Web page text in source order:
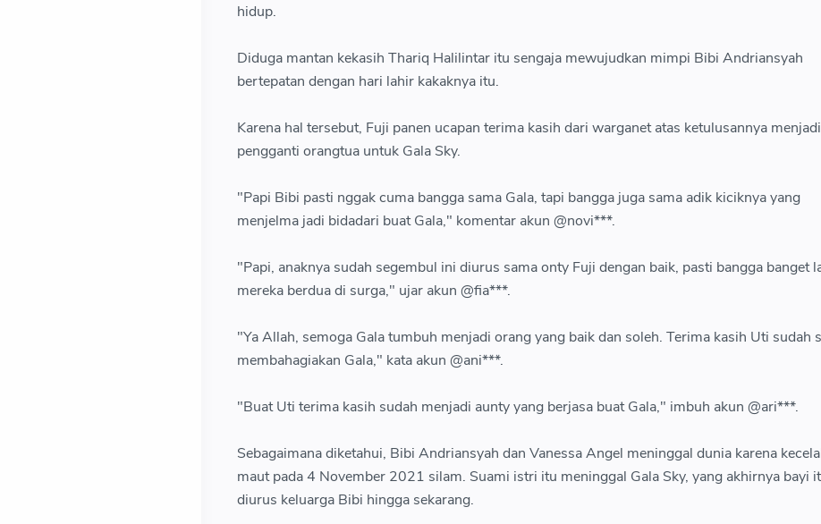
hidup.
Diduga mantan kekasih Thariq Halilintar itu sengaja mewujudkan mimpi Bibi Andriansyah
bertepatan dengan hari lahir kakaknya itu.
Karena hal tersebut, Fuji panen ucapan terima kasih dari warganet atas ketulusannya menjadi
pengganti orangtua untuk Gala Sky.
"Papi Bibi pasti nggak cuma bangga sama Gala, tapi bangga juga sama adik kiciknya yang
menjelma jadi bidadari buat Gala," komentar akun @novi***.
"Papi, anaknya sudah segembul ini diurus sama onty Fuji dengan baik, pasti bangga banget
mereka berdua di surga," ujar akun @fia***.
"Ya Allah, semoga Gala tumbuh menjadi orang yang baik dan soleh. Terima kasih Uti sudah
membahagiakan Gala," kata akun @ani***.
"Buat Uti terima kasih sudah menjadi aunty yang berjasa buat Gala," imbuh akun @ari***.
Sebagaimana diketahui, Bibi Andriansyah dan Vanessa Angel meninggal dunia karena
maut pada 4 November 2021 silam. Suami istri itu meninggal Gala Sky, yang akhirnya bayi
diurus keluarga Bibi hingga sekarang.